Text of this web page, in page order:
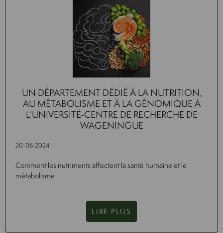
UN DÉPARTEMENT DÉDIÉ À LA NUTRITION,
AU MÉTABOLISME ET À LA GÉNOMIQUE À
L’UNIVERSITÉ-CENTRE DE RECHERCHE DE
WAGENINGUE
20-06-2024
Comment les nutriments affectent la santé humaine et le
métabolisme
LIRE PLUS